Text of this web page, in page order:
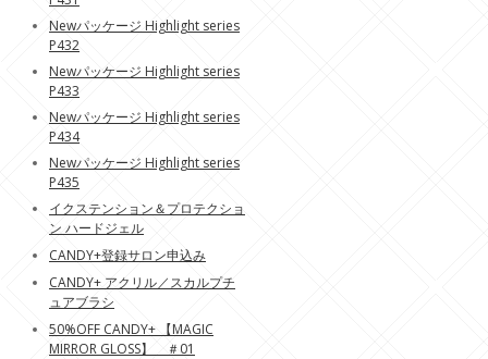
Newパッケージ Highlight series
P432
Newパッケージ Highlight series
P433
Newパッケージ Highlight series
P434
Newパッケージ Highlight series
P435
イクステンション＆プロテクショ
ン ハードジェル
CANDY+登録サロン申込み
CANDY+ アクリル／スカルプチ
ュアブラシ
50%OFF CANDY+ 【MAGIC
MIRROR GLOSS】 ＃01